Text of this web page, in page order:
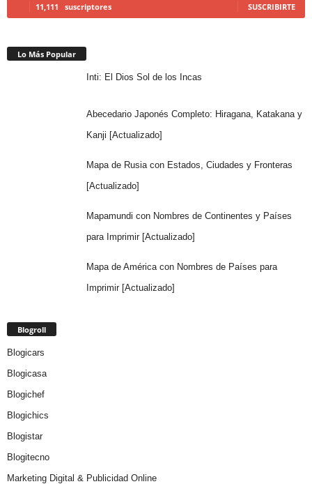
11,111 suscriptores SUSCRIBIRTE
Lo Más Popular
Inti: El Dios Sol de los Incas
Abecedario Japonés Completo: Hiragana, Katakana y
Kanji [Actualizado]
Mapa de Rusia con Estados, Ciudades y Fronteras
[Actualizado]
Mapamundi con Nombres de Continentes y Países
para Imprimir [Actualizado]
Mapa de América con Nombres de Países para
Imprimir [Actualizado]
Blogroll
Blogicars
Blogicasa
Blogichef
Blogichics
Blogistar
Blogitecno
Marketing Digital & Publicidad Online